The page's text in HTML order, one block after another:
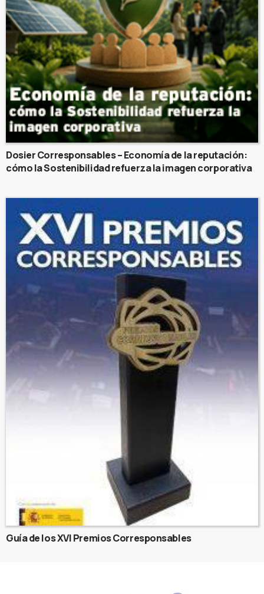
Dosier Corresponsables – Economía de la reputación:
cómo la Sostenibilidad refuerza la imagen corporativa
Guía de los XVI Premios Corresponsables